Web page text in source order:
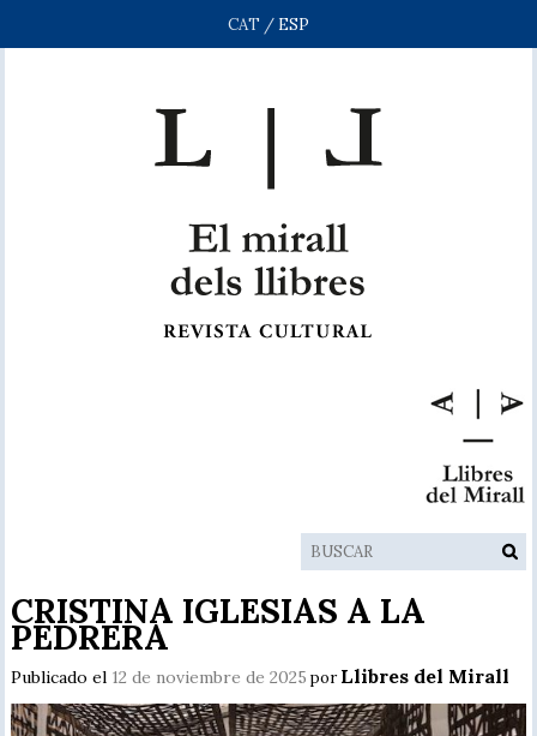
CAT / ESP
CRISTINA IGLESIAS A LA
PEDRERA
Publicado el 12 de noviembre de 2025 porLlibres del Mirall